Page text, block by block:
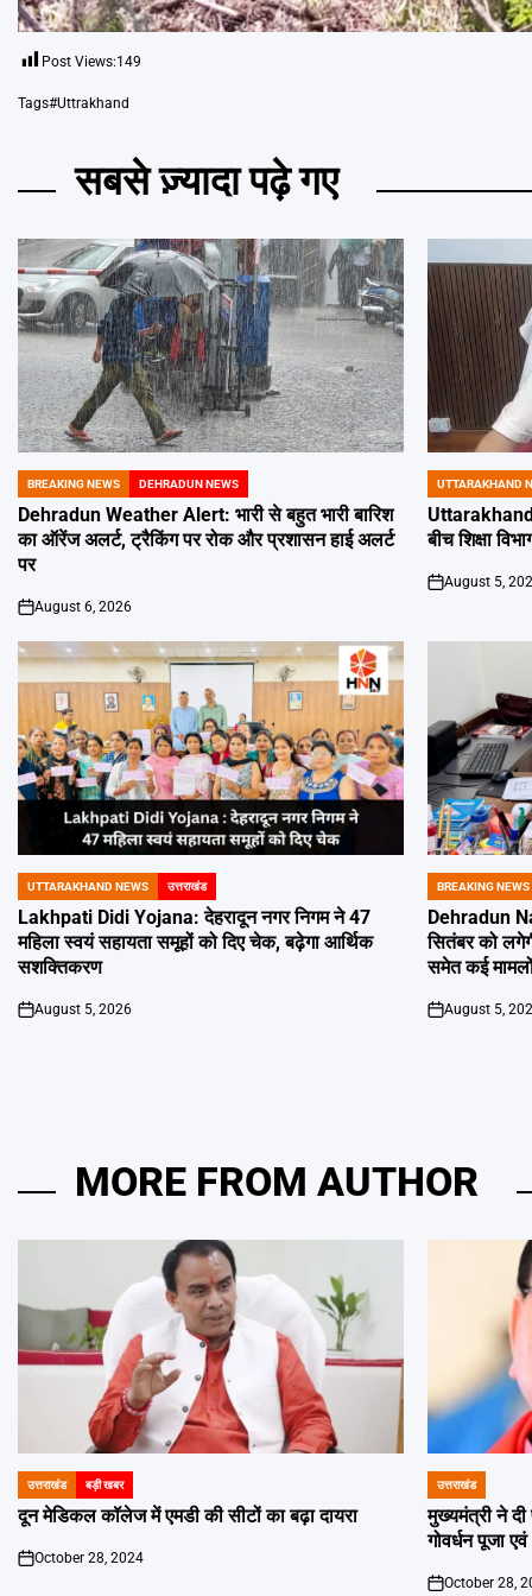
Post Views:149
Tags#Uttrakhand
सबसे ज़्यादा पढ़े गए
POSTED
IN
BREAKING NEWS DEHRADUN NEWS
Dehradun Weather Alert: भारी से बहुत भारी बारिश
का ऑरेंज अलर्ट, ट्रैकिंग पर रोक और प्रशासन हाई अलर्ट
पर
on
August 6, 2026
POSTED
IN
UTTARAKHAND
Uttarakhand
बीच शिक्षा
on
August 5,
POSTED
IN
UTTARAKHAND NEWS उत्तराखंड
Lakhpati Didi Yojana: देहरादून नगर निगम ने 47
महिला स्वयं सहायता समूहों को दिए चेक, बढ़ेगा आर्थिक
सशक्तिकरण
on
August 5, 2026
POSTED
IN
BREAKING NEWS
Dehradun
सितंबर को
समेत कई मामलों
on
August 5,
MORE FROM AUTHOR
POSTED
IN
उत्तराखंड बड़ी खबर
दून मेडिकल कॉलेज में एमडी की सीटों का बढ़ा दायरा
on
October 28, 2024
POSTED
IN
उत्तराखंड
मुख्यमंत्री ने दी
गोवर्धन पूजा
on
October 28,